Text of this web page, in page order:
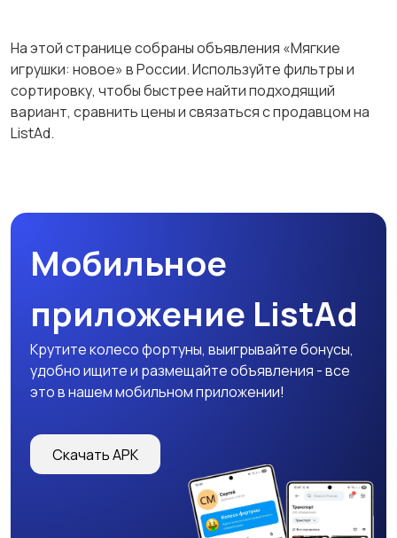
На этой странице собраны объявления «Мягкие
игрушки: новое» в России. Используйте фильтры и
сортировку, чтобы быстрее найти подходящий
вариант, сравнить цены и связаться с продавцом на
ListAd.
Мобильное
приложение ListAd
Крутите колесо фортуны, выигрывайте бонусы,
удобно ищите и размещайте объявления - все
это в нашем мобильном приложении!
Скачать APK